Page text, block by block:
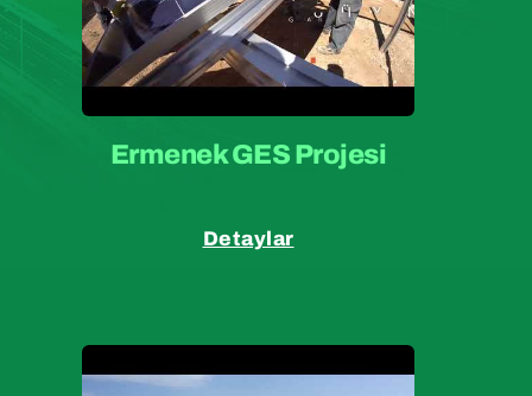
Ermenek GES Projesi
Detaylar